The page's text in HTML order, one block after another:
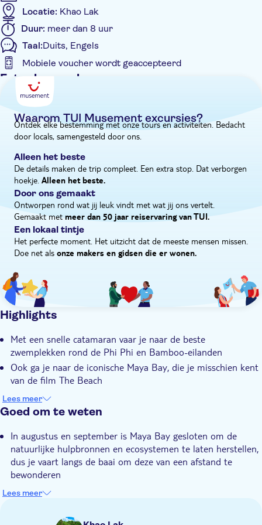
sluiten met een stop bij Bamboo Island. De witte zandstranden
en het helderblauwe water maken dit de perfecte plek om te
zwemmen, te snorkelen of gewoon te genieten van de zon.
Locatie: Khao Lak
Duur: meer dan 8 uur
Taal:Duits, Engels
Mobiele voucher wordt geaccepteerd
Extra kenmerken
Entree inbegrepen
Tour met gids
Instant confirmation
E-Voucher
Hotel pick-up
Waarom TUI Musement excursies?
Ontdek elke bestemming met onze tours en activiteiten. Bedacht
door locals, samengesteld door ons.
Alleen het beste
De details maken de trip compleet. Een extra stop. Dat verborgen
hoekje. Alleen het beste.
Door ons gemaakt
Ontworpen rond wat jij leuk vindt met wat jij ons vertelt.
Gemaakt met meer dan 50 jaar reiservaring van TUI.
Een lokaal tintje
Het perfecte moment. Het uitzicht dat de meeste mensen missen.
Doe net als onze makers en gidsen die er wonen.
Highlights
Met een snelle catamaran vaar je naar de beste
zwemplekken rond de Phi Phi en Bamboo-eilanden
Ook ga je naar de iconische Maya Bay, die je misschien kent
van de film The Beach
Je hebt de kans om van de catamaran het water in te
springen om te zwemmen en te snorkelen in smaragdgroene
De lunch bestaat uit een internationaal buffet dat je weer
energie geeft voor een laatste duik bij Bamboo Island
Je deskundige lokale gids vertelt je onderweg verhalen over
deze idyllische eilanden
Lees meer
Goed om te weten
In augustus en september is Maya Bay gesloten om de
natuurlijke hulpbronnen en ecosystemen te laten herstellen,
dus je vaart langs de baai om deze van een afstand te
bewonderen
Deze tour begint vroeg met hotel pick-ups tussen 4.00 en
Als je deze activiteit boekt, ga je ermee akkoord dat je
Lees meer